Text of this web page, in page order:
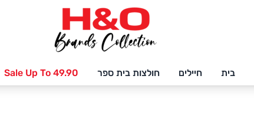
בית חיילים חולצות בית ספר
Sale Up To 49.90